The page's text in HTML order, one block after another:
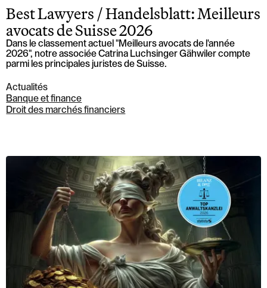
Best Lawyers / Handelsblatt: Meilleurs
avocats de Suisse 2026
Dans le classement actuel "Meilleurs avocats de l'année
2026", notre associée Catrina Luchsinger Gähwiler compte
parmi les principales juristes de Suisse.
Actualités
Banque et finance
Droit des marchés financiers